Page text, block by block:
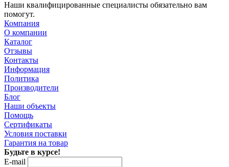
Наши квалифицированные специалисты обязательно вам
помогут.
Компания
О компании
Каталог
Отзывы
Контакты
Информация
Политика
Производители
Блог
Наши объекты
Помощь
Сертификаты
Условия поставки
Гарантия на товар
Будьте в курсе!
E-mail